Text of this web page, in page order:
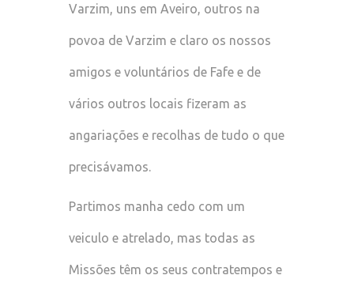
Varzim, uns em Aveiro, outros na
povoa de Varzim e claro os nossos
amigos e voluntários de Fafe e de
vários outros locais fizeram as
angariações e recolhas de tudo o que
precisávamos.
Partimos manha cedo com um
veiculo e atrelado, mas todas as
Missões têm os seus contratempos e